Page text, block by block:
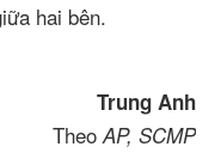
hai bên.
Trung Anh
TheoAP, SCMP